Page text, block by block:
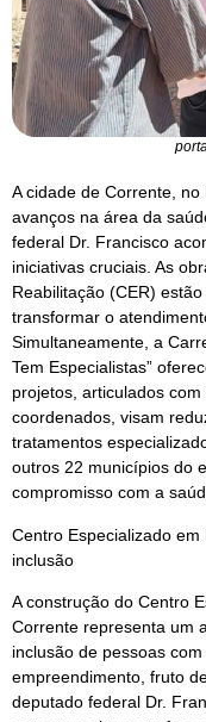
A cidade de Corrente,
avanços na área da
federal Dr. Francisco
iniciativas cruciais. As
Reabilitação (CER)
transformar o
Simultaneamente, a
Tem Especialistas”
projetos, articulados
coordenados, visam
tratamentos
outros 22 municípios do
compromisso com a
Centro Especializado
inclusão
A construção do Centro
Corrente representa um
inclusão de pessoas
empreendimento, fruto
deputado federal Dr.